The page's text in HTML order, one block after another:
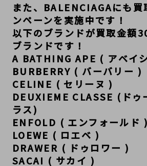
また、BALENCIAGAにも
ンペーンを実施中です！
以下のブランドが買取金額
ブランドです！
A BATHING APE ( アベイ
BURBERRY ( バーバリー )
CELINE ( セリーヌ )
DEUXIEME CLASSE (ドゥ
ラス)
ENFOLD ( エンフォールド )
LOEWE ( ロエベ )
DRAWER ( ドゥロワー )
SACAI ( サカイ )